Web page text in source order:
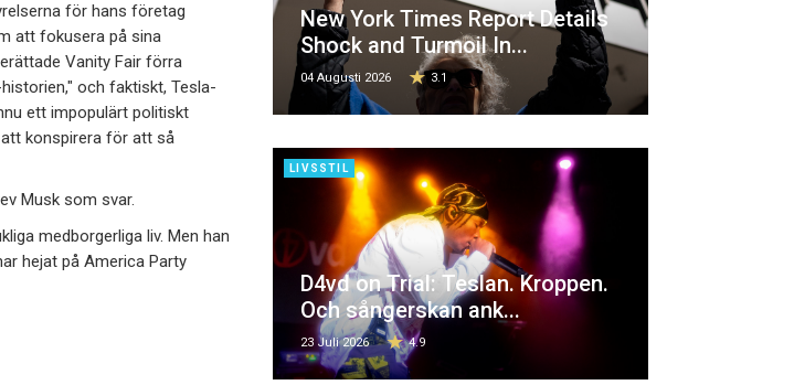
för hans företag
att fokusera på sina
Vanity Fair förra
och faktiskt, Tesla-
ett impopulärt politiskt
konspirera för att så
Musk som svar.
medborgerliga liv. Men han
hejat på America Party
New York Times Report Details
Shock and Turmoil In...
04 Augusti 2026 3.1
LIVSSTIL
D4vd on Trial: Teslan. Kroppen.
Och sångerskan ank...
23 Juli 2026 4.9